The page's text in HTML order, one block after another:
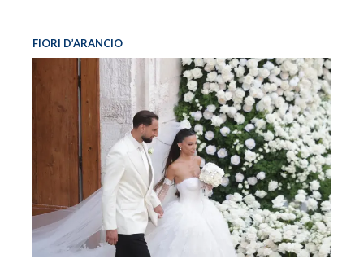
FIORI D’ARANCIO